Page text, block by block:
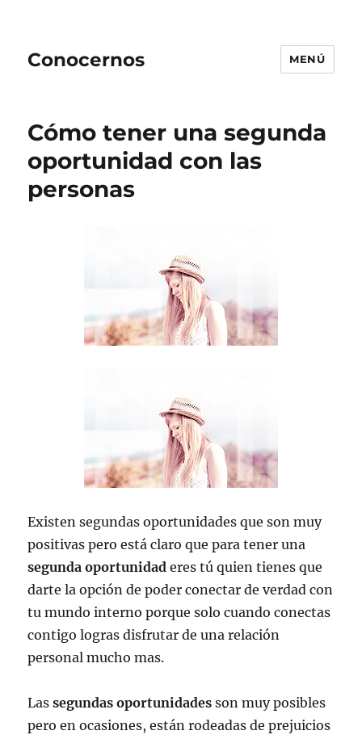
Conocernos MENÚ
Cómo tener una segunda
oportunidad con las
personas
Existen segundas oportunidades que son muy
positivas pero está claro que para tener una
segunda oportunidad eres tú quien tienes que
darte la opción de poder conectar de verdad con
tu mundo interno porque solo cuando conectas
contigo logras disfrutar de una relación
personal mucho mas.
Lassegundas oportunidades son muy posibles
pero en ocasiones, están rodeadas de prejuicios